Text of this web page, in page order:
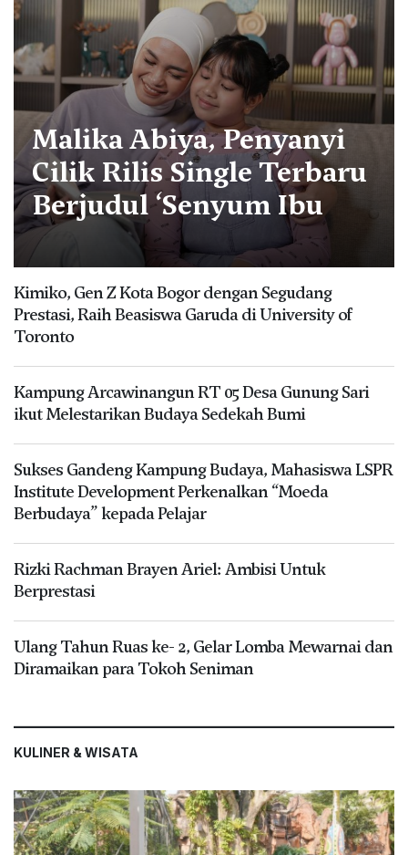
Malika Abiya, Penyanyi
Cilik Rilis Single Terbaru
Berjudul ‘Senyum Ibu
Kimiko, Gen Z Kota Bogor dengan Segudang
Prestasi, Raih Beasiswa Garuda di University of
Toronto
Kampung Arcawinangun RT 05 Desa Gunung Sari
ikut Melestarikan Budaya Sedekah Bumi
Sukses Gandeng Kampung Budaya, Mahasiswa LSPR
Institute Development Perkenalkan “Moeda
Berbudaya” kepada Pelajar
Rizki Rachman Brayen Ariel: Ambisi Untuk
Berprestasi
Ulang Tahun Ruas ke- 2, Gelar Lomba Mewarnai dan
Diramaikan para Tokoh Seniman
KULINER & WISATA